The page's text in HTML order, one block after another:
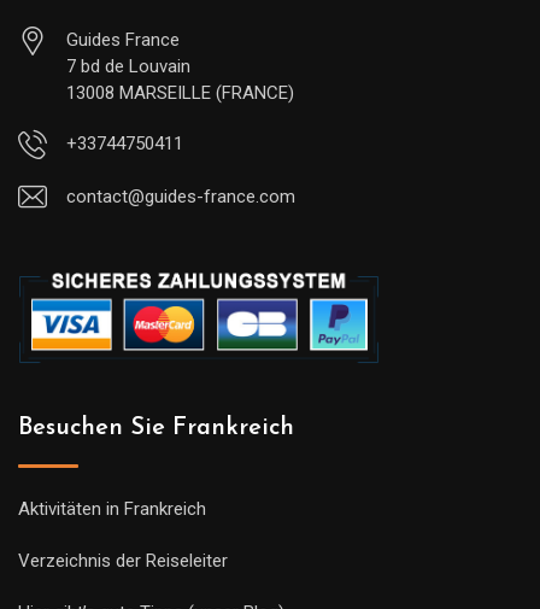
Guides France
7 bd de Louvain
13008 MARSEILLE (FRANCE)
+33744750411
contact@guides-france.com
Besuchen Sie Frankreich
Aktivitäten in Frankreich
Verzeichnis der Reiseleiter